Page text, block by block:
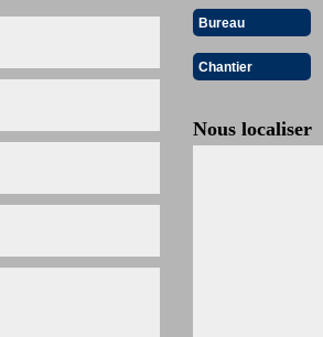
Bureau
Chantier
Nous localiser